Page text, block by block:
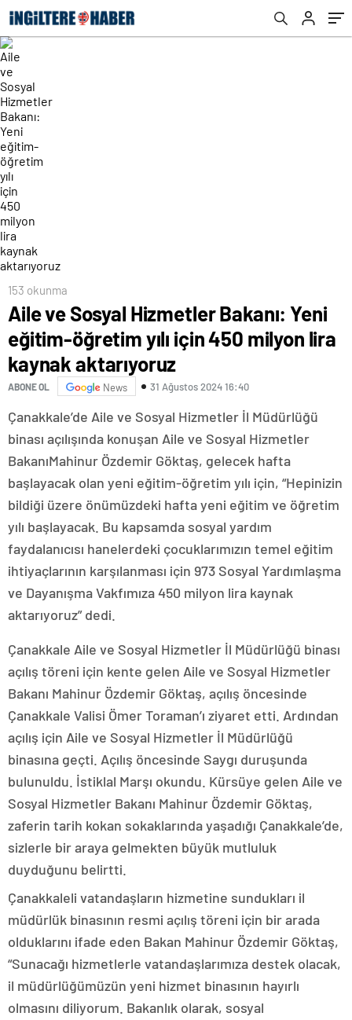
aktarıyoruz
153 okunma
Aile ve Sosyal Hizmetler Bakanı: Yeni
eğitim-öğretim yılı için 450 milyon lira
kaynak aktarıyoruz
ABONE OL News 31 Ağustos 2024 16:40
Çanakkale’de Aile ve Sosyal Hizmetler İl Müdürlüğü
binası açılışında konuşan Aile ve Sosyal Hizmetler
BakanıMahinur Özdemir Göktaş, gelecek hafta
başlayacak olan yeni eğitim-öğretim yılı için, “Hepinizin
bildiği üzere önümüzdeki hafta yeni eğitim ve öğretim
yılı başlayacak. Bu kapsamda sosyal yardım
faydalanıcısı hanelerdeki çocuklarımızın temel eğitim
ihtiyaçlarının karşılanması için 973 Sosyal Yardımlaşma
ve Dayanışma Vakfımıza 450 milyon lira kaynak
aktarıyoruz” dedi.
Çanakkale Aile ve Sosyal Hizmetler İl Müdürlüğü binası
açılış töreni için kente gelen Aile ve Sosyal Hizmetler
Bakanı Mahinur Özdemir Göktaş, açılış öncesinde
Çanakkale Valisi Ömer Toraman’ı ziyaret etti. Ardından
açılış için Aile ve Sosyal Hizmetler İl Müdürlüğü
binasına geçti. Açılış öncesinde Saygı duruşunda
bulunuldu. İstiklal Marşı okundu. Kürsüye gelen Aile ve
Sosyal Hizmetler Bakanı Mahinur Özdemir Göktaş,
zaferin tarih kokan sokaklarında yaşadığı Çanakkale’de,
sizlerle bir araya gelmekten büyük mutluluk
duyduğunu belirtti.
Çanakkaleli vatandaşların hizmetine sundukları il
müdürlük binasının resmi açılış töreni için bir arada
olduklarını ifade eden Bakan Mahinur Özdemir Göktaş,
“Sunacağı hizmetlerle vatandaşlarımıza destek olacak,
il müdürlüğümüzün yeni hizmet binasının hayırlı
olmasını diliyorum. Bakanlık olarak, sosyal